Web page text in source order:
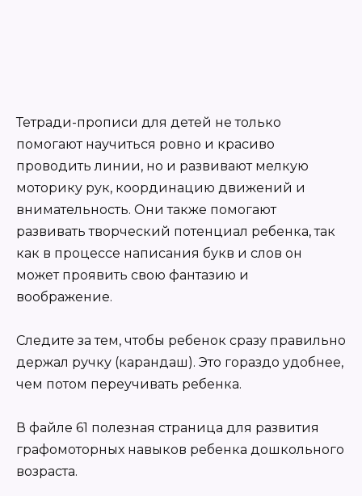
Тетради-прописи для детей не только
помогают научиться ровно и красиво
проводить линии, но и развивают мелкую
моторику рук, координацию движений и
внимательность. Они также помогают
развивать творческий потенциал ребенка, так
как в процессе написания букв и слов он
может проявить свою фантазию и
воображение.
Следите за тем, чтобы ребенок сразу правильно
держал ручку (карандаш). Это гораздо удобнее,
чем потом переучивать ребенка.
В файле 61 полезная страница для развития
графомоторных навыков ребенка дошкольного
возраста.